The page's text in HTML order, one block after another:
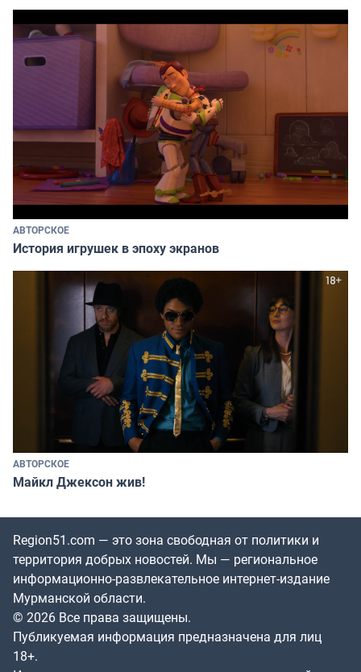
АВТОРСКОЕ
История игрушек в эпоху экранов
АВТОРСКОЕ
Майкл Джексон жив!
Region51.com — это зона свободная от политики и
территория добрых новостей. Мы — региональное
информационно-развлекательное интернет-издание
Мурманской области.
© 2026 Все права защищены.
Публикуемая информация предназначена для лиц
18+.